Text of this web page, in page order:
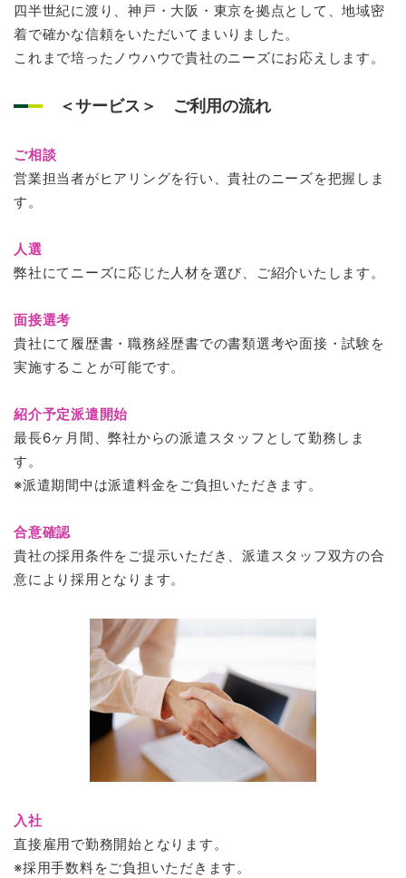
四半世紀に渡り、神戸・大阪・東京を拠点として、地域密
着で確かな信頼をいただいてまいりました。
これまで培ったノウハウで貴社のニーズにお応えします。
＜サービス＞ ご利用の流れ
ご相談
営業担当者がヒアリングを行い、貴社のニーズを把握しま
す。
人選
弊社にてニーズに応じた人材を選び、ご紹介いたします。
面接選考
貴社にて履歴書・職務経歴書での書類選考や面接・試験を
実施することが可能です。
紹介予定派遣開始
最長6ヶ月間、弊社からの派遣スタッフとして勤務しま
す。
※派遣期間中は派遣料金をご負担いただきます。
合意確認
貴社の採用条件をご提示いただき、派遣スタッフ双方の合
意により採用となります。
入社
直接雇用で勤務開始となります。
※採用手数料をご負担いただきます。